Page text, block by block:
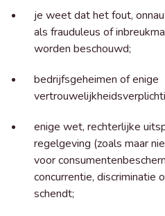
je weet dat het fout,
als frauduleus of
worden beschouwd;
bedrijfsgeheimen of enige
enige wet, rechterlijke
regelgeving (zoals maar
voor
concurrentie, discriminatie
schendt;